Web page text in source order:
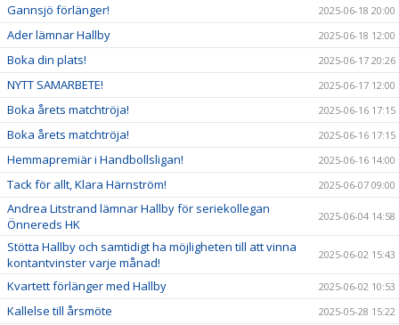
Gannsjö förlänger! 2025-06-18 20:00
Ader lämnar Hallby 2025-06-18 12:00
Boka din plats! 2025-06-17 20:26
NYTT SAMARBETE! 2025-06-17 12:00
Boka årets matchtröja! 2025-06-16 17:15
Boka årets matchtröja! 2025-06-16 17:15
Hemmapremiär i Handbollsligan! 2025-06-16 14:00
Tack för allt, Klara Härnström! 2025-06-07 09:00
Andrea Litstrand lämnar Hallby för seriekollegan
Önnereds HK
2025-06-04 14:58
Stötta Hallby och samtidigt ha möjligheten till att vinna
kontantvinster varje månad!
2025-06-02 15:43
Kvartett förlänger med Hallby 2025-06-02 10:53
Kallelse till årsmöte 2025-05-28 15:22